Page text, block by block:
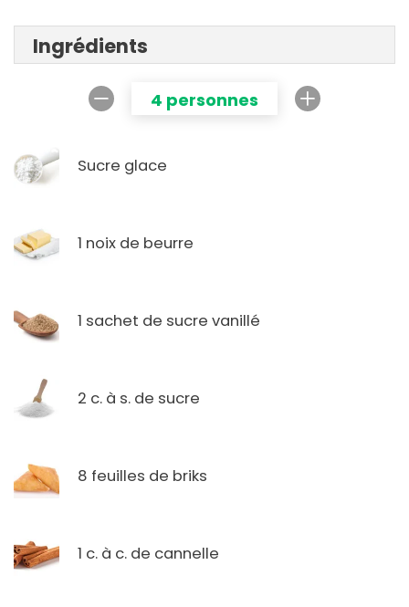
Ingrédients
4 personnes
Sucre glace
1 noix de beurre
1 sachet de sucre vanillé
2 c. à s. de sucre
8 feuilles de briks
1 c. à c. de cannelle